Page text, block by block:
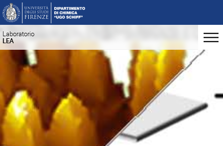
Laboratorio
LEA